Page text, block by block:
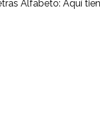
Alfabeto: Aquí